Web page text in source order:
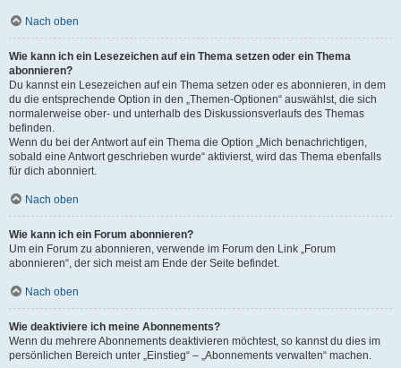
Nach oben
Wie kann ich ein Lesezeichen auf ein Thema setzen oder ein Thema
abonnieren?
Du kannst ein Lesezeichen auf ein Thema setzen oder es abonnieren, in dem
du die entsprechende Option in den „Themen-Optionen“ auswählst, die sich
normalerweise ober- und unterhalb des Diskussionsverlaufs des Themas
befinden.
Wenn du bei der Antwort auf ein Thema die Option „Mich benachrichtigen,
sobald eine Antwort geschrieben wurde“ aktivierst, wird das Thema ebenfalls
für dich abonniert.
Nach oben
Wie kann ich ein Forum abonnieren?
Um ein Forum zu abonnieren, verwende im Forum den Link „Forum
abonnieren“, der sich meist am Ende der Seite befindet.
Nach oben
Wie deaktiviere ich meine Abonnements?
Wenn du mehrere Abonnements deaktivieren möchtest, so kannst du dies im
persönlichen Bereich unter „Einstieg“ – „Abonnements verwalten“ machen.